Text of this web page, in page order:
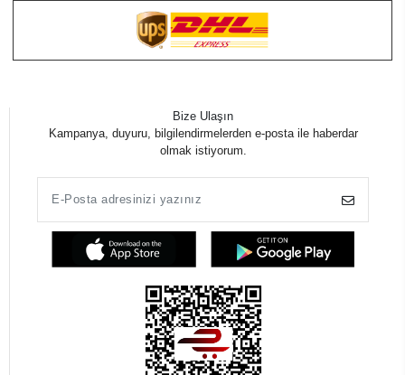
Bize Ulaşın
Kampanya, duyuru, bilgilendirmelerden e-posta ile haberdar
olmak istiyorum.